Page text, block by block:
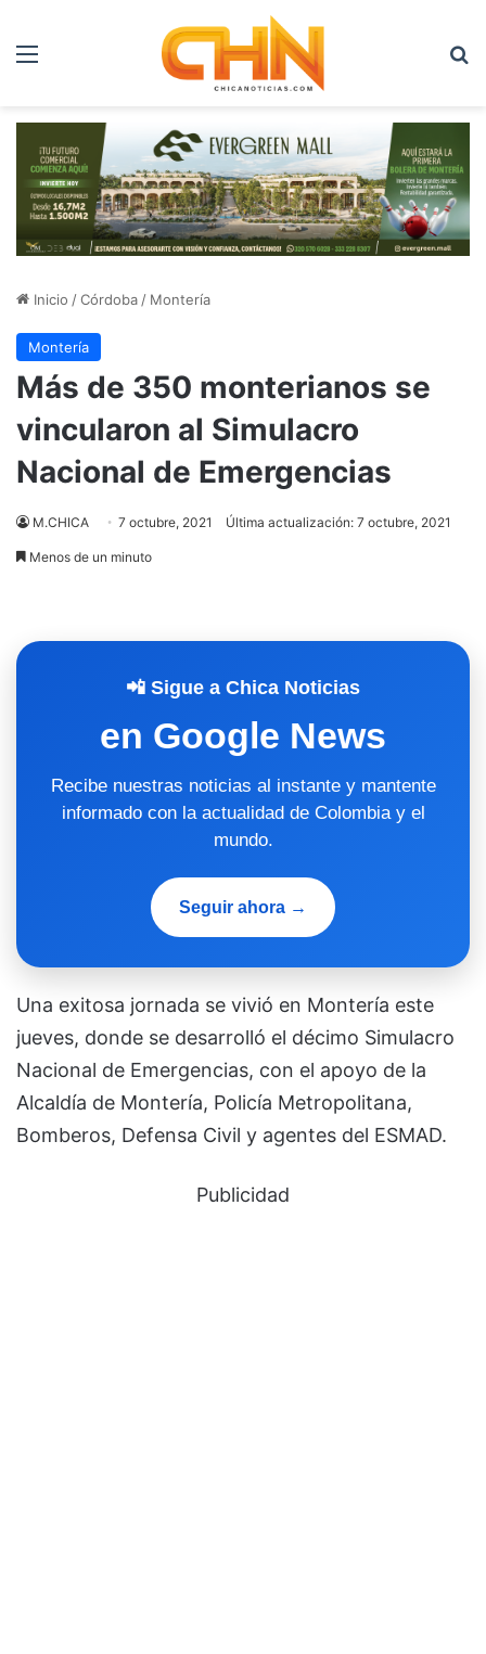
Menú
Inicio /Córdoba / Montería
Montería
Más de 350 monterianos se
vincularon al Simulacro
Nacional de Emergencias
M.CHICA 7 octubre, 2021 Última actualización: 7 octubre, 2021
Menos de un minuto
📲 Sigue a Chica Noticias
en Google News
Recibe nuestras noticias al instante y mantente
informado con la actualidad de Colombia y el
mundo.
Seguir ahora →
Una exitosa jornada se vivió en Montería este
jueves, donde se desarrolló el décimo Simulacro
Nacional de Emergencias, con el apoyo de la
Alcaldía de Montería, Policía Metropolitana,
Bomberos, Defensa Civil y agentes del ESMAD.
Publicidad